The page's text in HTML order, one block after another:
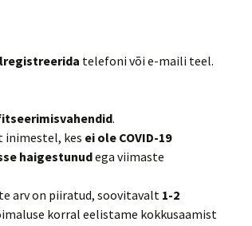
telefoni või e-maili teel.
.
inimestel, kes ei ole COVID-19
haigestunudega viimaste
arv on piiratud, soovitavalt 1-2
korral eelistame kokkusaamist